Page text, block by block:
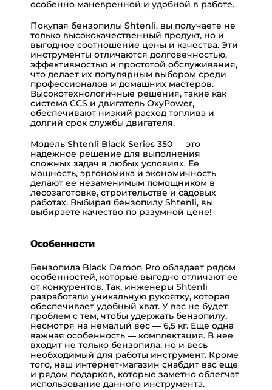
особенно маневренной и удобной в работе.
Покупая бензопилы Shtenli, вы получаете не
только высококачественный продукт, но и
выгодное соотношение цены и качества. Эти
инструменты отличаются долговечностью,
эффективностью и простотой обслуживания,
что делает их популярным выбором среди
профессионалов и домашних мастеров.
Высокотехнологичные решения, такие как
система CCS и двигатель OxyPower,
обеспечивают низкий расход топлива и
долгий срок службы двигателя.
Модель Shtenli Black Series 350 — это
надежное решение для выполнения
сложных задач в любых условиях. Ее
мощность, эргономика и экономичность
делают ее незаменимым помощником в
лесозаготовке, строительстве и садовых
работах. Выбирая бензопилу Shtenli, вы
выбираете качество по разумной цене!
Особенности
Бензопила Black Demon Pro обладает рядом
особенностей, которые выгодно отличают ее
от конкурентов. Так, инженеры Shtenli
разработали уникальную рукоятку, которая
обеспечивает удобный хват. У вас не будет
проблем с тем, чтобы удержать бензопилу,
несмотря на немалый вес — 6,5 кг. Еще одна
важная особенность — комплектация. В нее
входит не только бензопила, но и весь
необходимый для работы инструмент. Кроме
того, наш интернет-магазин снабдит вас еще
и рядом подарков, которые заметно облегчат
использование данного инструмента.